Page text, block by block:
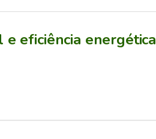
eficiência energética